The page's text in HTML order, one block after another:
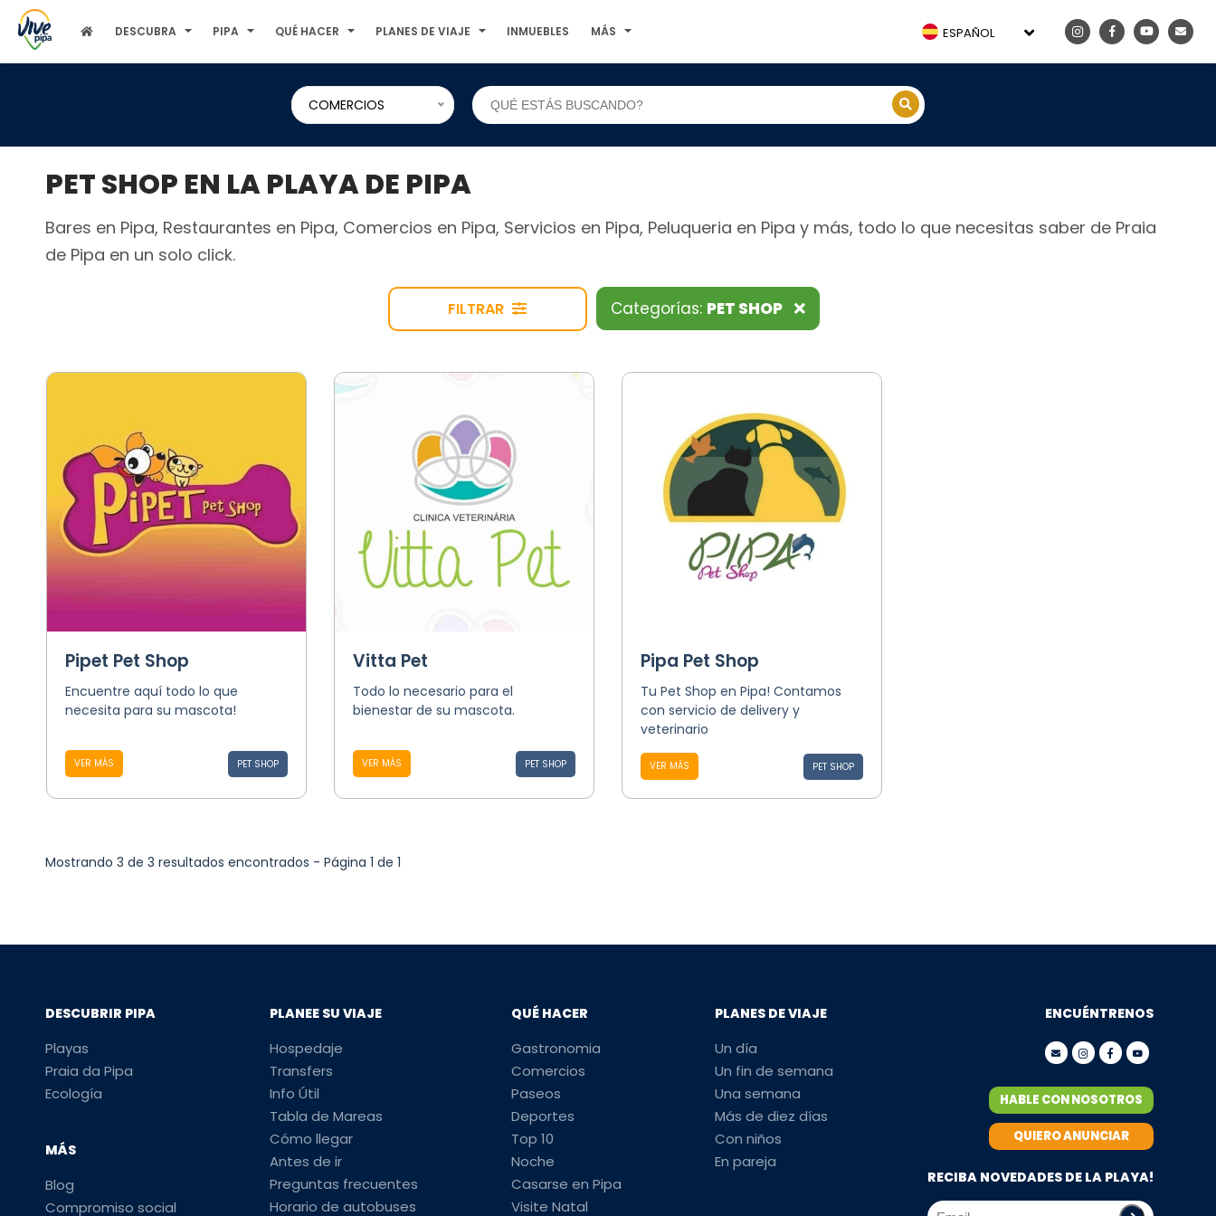
DESCUBRA PIPA QUÉ HACER PLANES DE VIAJE INMUEBLES MÁS ESPAÑOL
COMERCIOS
PET SHOP EN LA PLAYA DE PIPA
Bares en Pipa, Restaurantes en Pipa, Comercios en Pipa, Servicios en Pipa, Peluqueria en Pipa y más, todo lo que necesitas saber de Praia
de Pipa en un solo click.
FILTRAR Categorías: PET SHOP
Pipet Pet Shop
Encuentre aquí todo lo que
necesita para su mascota!
VER MÁS PET SHOP
Vitta Pet
Todo lo necesario para el
bienestar de su mascota.
VER MÁS PET SHOP
Pipa Pet Shop
Tu Pet Shop en Pipa! Contamos
con servicio de delivery y
veterinario
VER MÁS PET SHOP
Mostrando 3 de 3 resultados encontrados - Página 1 de 1
DESCUBRIR PIPA
Playas
Praia da Pipa
Ecología
MÁS
Blog
Compromiso social
PLANEE SU VIAJE
Hospedaje
Transfers
Info Útil
Tabla de Mareas
Cómo llegar
Antes de ir
Preguntas frecuentes
Horario de autobuses
QUÉ HACER
Gastronomia
Comercios
Paseos
Deportes
Top 10
Noche
Casarse en Pipa
Visite Natal
PLANES DE VIAJE
Un día
Un fin de semana
Una semana
Más de diez días
Con niños
En pareja
ENCUÉNTRENOS
HABLE CON NOSOTROS
QUIERO ANUNCIAR
RECIBA NOVEDADES DE LA PLAYA!